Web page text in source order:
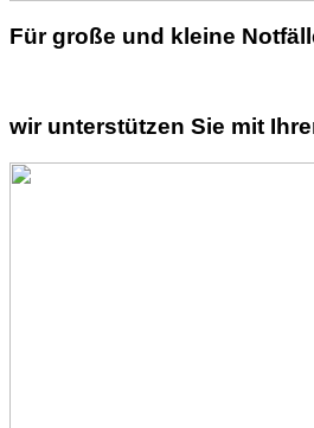
Für große und kleine
wir unterstützen Sie mit